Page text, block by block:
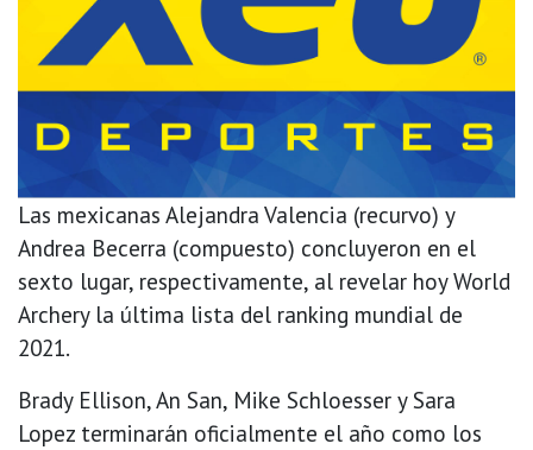
Las mexicanas Alejandra Valencia (recurvo) y
Andrea Becerra (compuesto) concluyeron en el
sexto lugar, respectivamente, al revelar hoy World
Archery la última lista del ranking mundial de
2021.
Brady Ellison, An San, Mike Schloesser y Sara
Lopez terminarán oficialmente el año como los